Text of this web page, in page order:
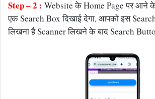
Step – 2 : Website के Home Page पर आने
एक Search Box दिखाई देगा, आपको इस
लिखना है Scanner लिखने के बाद Search